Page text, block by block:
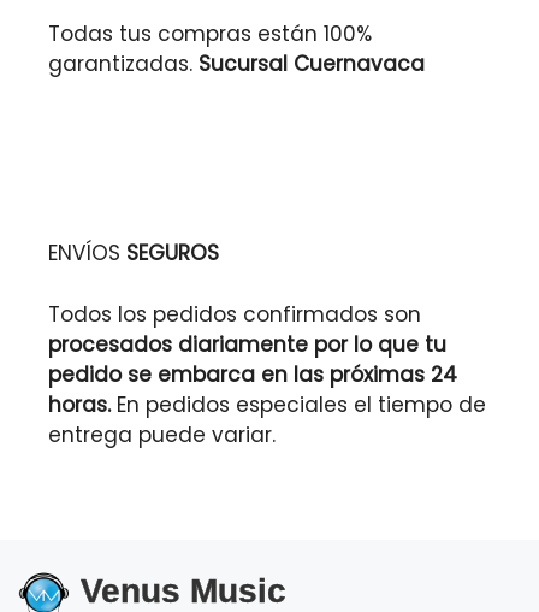
Todas tus compras están 100%
garantizadas. Sucursal Cuernavaca
ENVÍOS SEGUROS
Todos los pedidos confirmados son
procesados diariamente por lo que tu
pedido se embarca en las próximas 24
horas.En pedidos especiales el tiempo de
entrega puede variar.
Venus Music